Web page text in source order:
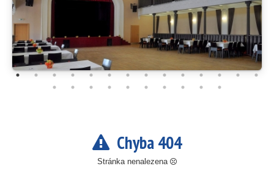
Chyba 404
Stránka nenalezena